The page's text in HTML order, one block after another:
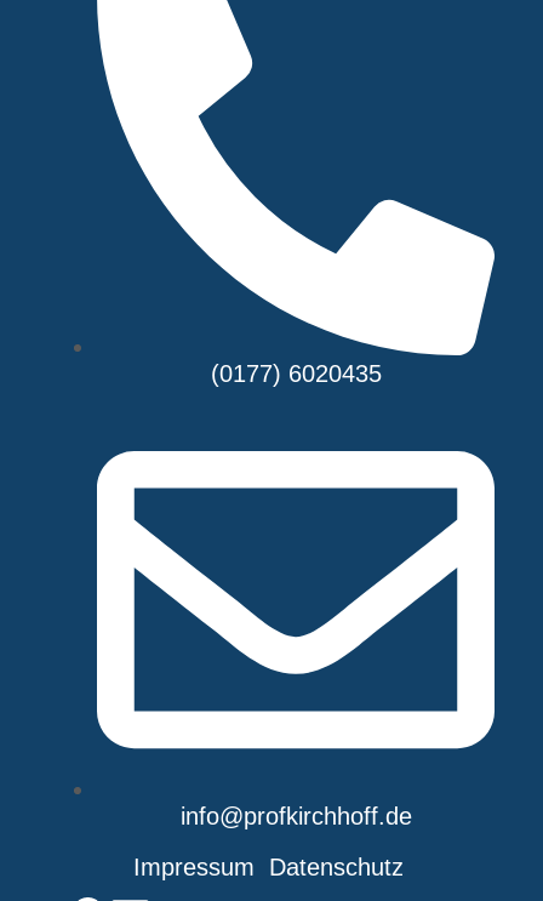
(0177) 6020435
info@profkirchhoff.de
Impressum
Datenschutz